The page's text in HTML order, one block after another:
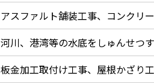
アスファルト舗装工事、コンクリ
河川、港湾等の水底をしゅんせつ
板金加工取付け工事、屋根かざり